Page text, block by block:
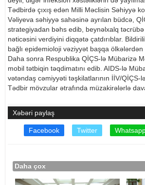
Tədbirdə çıxış edən Milli Məclisin Səhiyyə
Vəliyeva səhiyyə sahəsinə ayrılan büdcə,
strategiyadan bəhs edib, beynəlxalq
nəticəsini verdiyini diqqətə çatdırıblar.
bağlı epidemioloji vəziyyət başqa ölkələrdən
Daha sonra Respublika QİÇS-lə Mübarizə
mobil tətbiqin təqdimatını edib. AIDS-lə
vətəndaş cəmiyyəti təşkilatlarının İİV/
Tədbir mövzular ətrafında müzakirələrlə
Xəbəri paylaş
Facebook Twitter
Daha çox